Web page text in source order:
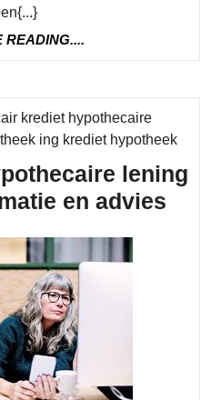
READING....
krediet hypothecaire
ing krediet hypotheek
lening
en advies